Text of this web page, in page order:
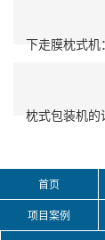
下走膜枕式机
枕式包装机的
首页
项目案例